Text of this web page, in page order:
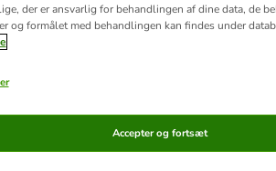
zooplus favorit
der er ansvarlig for behandlingen af ​​dine data, de
og formålet med behandlingen kan findes under
Accepter og fortsæt